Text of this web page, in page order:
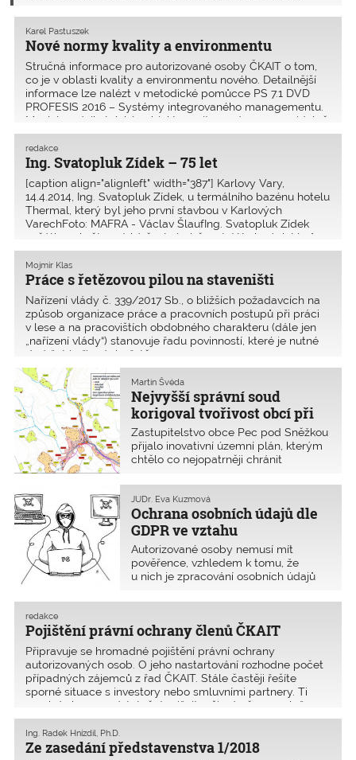
vymahatelné. Dalším a neméně důležitým předpokladem
je správná aplikace předpisů vycházející z jejich detailní
znalosti.
Nové normy kvality a environmentu
Karel Pastuszek
Stručná informace pro autorizované osoby ČKAIT o tom,
co je v oblasti kvality a environmentu nového. Detailnější
informace lze nalézt v metodické pomůcce PS 7.1 DVD
PROFESIS 2016 – Systémy integrovaného managementu.
Mnohé podnikatelské subjekty mají zavedeny a pravidelně
ov
Ing. Svatopluk Zídek – 75 let
redakce
[caption align="alignleft" width="387"] Karlovy Vary,
14.4.2014, Ing. Svatopluk Zídek, u termálního bazénu hotelu
Thermal, který byl jeho první stavbou v Karlových
VarechFoto: MAFRA - Václav ŠlaufIng. Svatopluk Zídek
začátkem května získá čestné občanství Karlových Varů.
[/c
Práce s řetězovou pilou na staveništi
Mojmír Klas
Nařízení vlády č. 339/2017 Sb., o bližších požadavcích na
způsob organizace práce a pracovních postupů při práci
v lese a na pracovištích obdobného charakteru (dále jen
„nařízení vlády“) stanovuje řadu povinností, které je nutné
dodržet i při práci s řetězo
Nejvyšší správní soud
korigoval tvořivost obcí při
tvorbě územního plánu
Martin Švéda
Zastupitelstvo obce Pec pod Sněžkou
přijalo inovativní územní plán, kterým
chtělo co nejopatrněji chránit
územního plánu byly zrušeny
Krajským úřadem Královéhradeckého
kraje. Pec pod Sněžkou podala
kasační stížnost k Nejvyššímu
Ochrana osobních údajů dle
GDPR ve vztahu
k autorizovaným osobám
JUDr. Eva Kuzmová
Autorizované osoby nemusí mít
pověřence, vzhledem k tomu, že
u nich je zpracování osobních údajů
hlavní. Zde je uveřejněna rozšířená
časopisu, která přináší vysvětlení
povinností pro autorizované osoby.
Pojištění právní ochrany členů ČKAIT
redakce
Připravuje se hromadné pojištění právní ochrany
autorizovaných osob. O jeho nastartování rozhodne počet
případných zájemců z řad ČKAIT. Stále častěji řešíte
sporné situace s investory nebo smluvními partnery. Ti
mnohdy bez opodstatnění snižují vaši odměnu za služ
Ze zasedání představenstva 1/2018
Ing. Radek Hnízdil, Ph.D.